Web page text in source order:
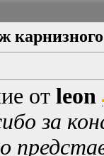
карнизного
от leon
за